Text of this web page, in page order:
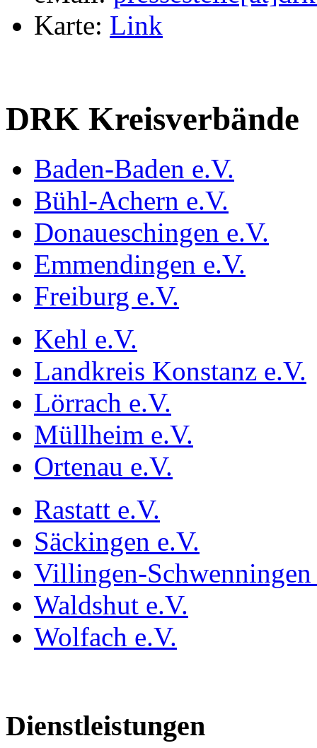
Karte: Link
DRK Kreisverbände
Baden-Baden e.V.
Bühl-Achern e.V.
Donaueschingen e.V.
Emmendingen e.V.
Freiburg e.V.
Kehl e.V.
Landkreis Konstanz e.V.
Lörrach e.V.
Müllheim e.V.
Ortenau e.V.
Rastatt e.V.
Säckingen e.V.
Villingen-Schwenningen
Waldshut e.V.
Wolfach e.V.
Dienstleistungen